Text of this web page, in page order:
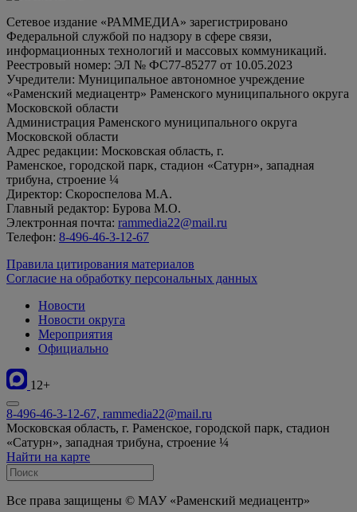
Сетевое издание «РАММЕДИА» зарегистрировано
Федеральной службой по надзору в сфере связи,
информационных технологий и массовых коммуникаций.
Реестровый номер: ЭЛ № ФС77-85277 от 10.05.2023
Учредители: Муниципальное автономное учреждение
«Раменский медиацентр» Раменского муниципального округа
Московской области
Администрация Раменского муниципального округа
Московской области
Адрес редакции: Московская область, г.
Раменское, городской парк, стадион «Сатурн», западная
трибуна, строение ¼
Директор: Скороспелова М.А.
Главный редактор: Бурова М.О.
Электронная почта: rammedia22@mail.ru
Телефон: 8-496-46-3-12-67
Правила цитирования материалов
Согласие на обработку персональных данных
Новости
Новости округа
Мероприятия
Официально
12+
8-496-46-3-12-67, rammedia22@mail.ru
Московская область, г. Раменское, городской парк, стадион
«Сатурн», западная трибуна, строение ¼
Найти на карте
Все права защищены © МАУ «Раменский медиацентр»